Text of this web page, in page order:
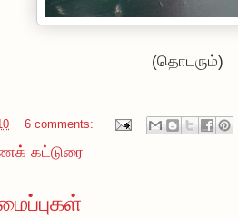
(தொடரும்)
6 comments:
கட்டுரை